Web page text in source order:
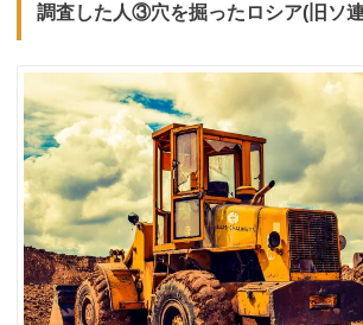
調査した人③穴を掘ったロシア(旧ソ